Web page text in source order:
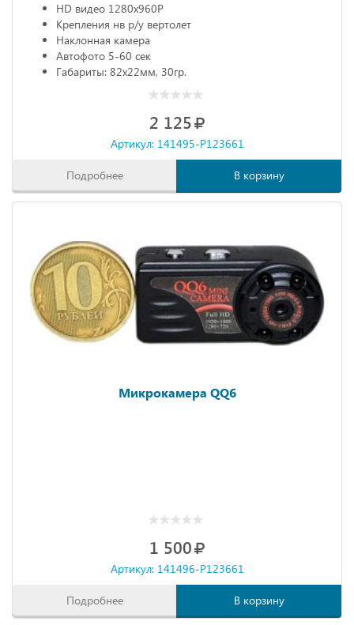
HD видео 1280х960Р
Крепления нв р/у вертолет
Наклонная камера
Автофото 5-60 сек
Габариты: 82х22мм, 30гр.
2 125
Артикул: 141495-P123661
Подробнее В корзину
Микрокамера QQ6
1 500
Артикул: 141496-P123661
Подробнее В корзину